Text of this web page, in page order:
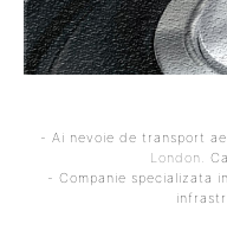
- Ai nevoie de transport
London .
- Companie specializata